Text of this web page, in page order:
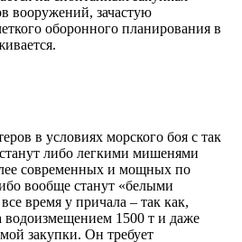
вооружений, зачастую
оборонного планирования в
в условиях морского боя с так
либо легкими мишенями
современных и мощных по
вообще станут «белыми
время у причала – так как,
1500 т и даже
закупки. Он требует